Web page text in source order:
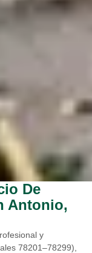
De
Antonio,
y
78201–78299),